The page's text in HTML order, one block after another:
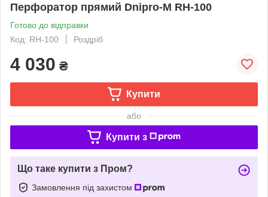
Перфоратор прямий Dnipro-M RH-100
Готово до відправки
Код: RH-100
Роздріб
4 030 ₴
Купити
або
Купити з
Що таке купити з Пром?
Замовлення під захистом